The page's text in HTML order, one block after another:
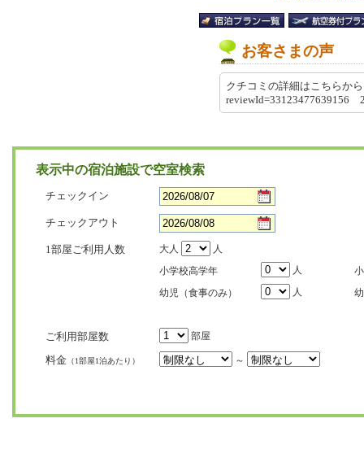
お客さまの声
クチコミの詳細はこちらか
reviewId=33123477639156
表示中の宿泊施設で空室検索
チェックイン
チェックアウト
1部屋ご利用人数 大人
人
小学校高学年
人
幼児（食事のみ）
人
ご利用部屋数 部屋
料金 （1部屋1泊あたり） ～